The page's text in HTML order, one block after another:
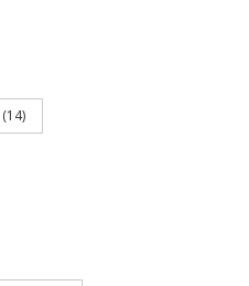
(14)